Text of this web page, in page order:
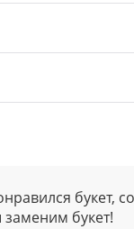
букет,
букет!